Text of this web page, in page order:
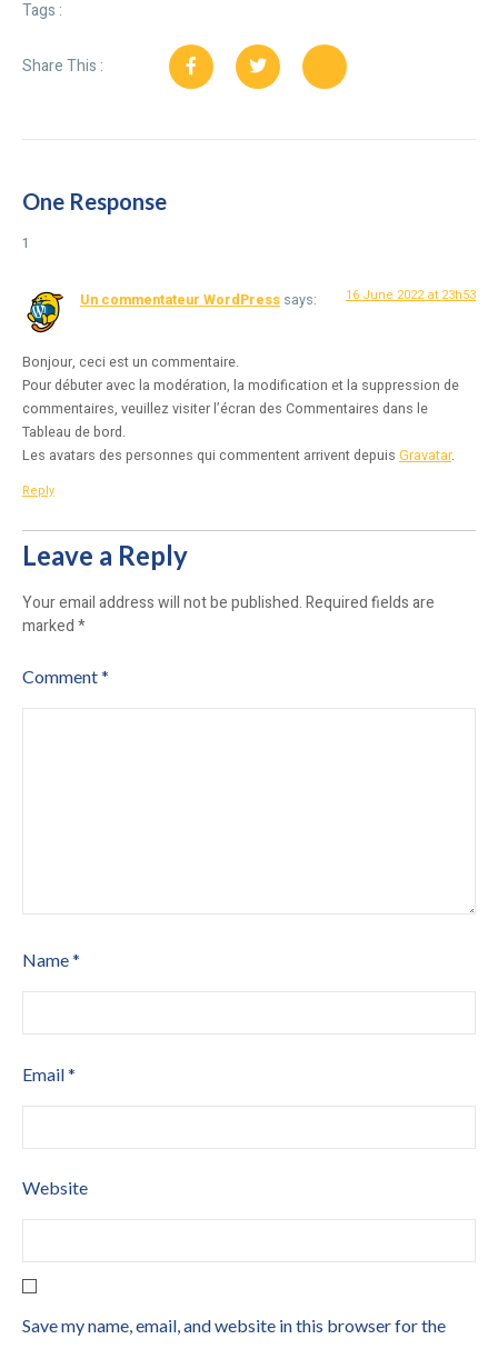
Tags :
Share This :
One Response
Un commentateur WordPress says: 16 June 2022 at 23h53
Bonjour, ceci est un commentaire.
Pour débuter avec la modération, la modification et la suppression de
commentaires, veuillez visiter l’écran des Commentaires dans le
Tableau de bord.
Les avatars des personnes qui commentent arrivent depuis Gravatar.
Reply
Leave a Reply
Your email address will not be published.Required fields are
marked*
Comment*
Name*
Email*
Website
Save my name, email, and website in this browser for the